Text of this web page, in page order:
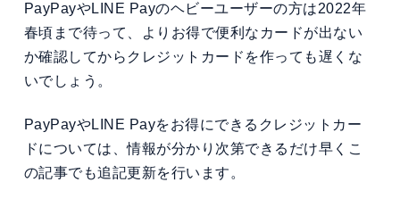
PayPayやLINE Payのヘビーユーザーの方は2022年
春頃まで待って、よりお得で便利なカードが出ない
か確認してからクレジットカードを作っても遅くな
いでしょう。
PayPayやLINE Payをお得にできるクレジットカー
ドについては、情報が分かり次第できるだけ早くこ
の記事でも追記更新を行います。